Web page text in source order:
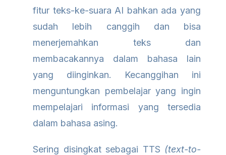
fitur teks-ke-suara AI bahkan ada yang
sudah lebih canggih dan bisa
menerjemahkan teks dan
membacakannya dalam bahasa lain
yang diinginkan. Kecanggihan ini
menguntungkan pembelajar yang ingin
mempelajari informasi yang tersedia
dalam bahasa asing.
Sering disingkat sebagai TTS (text-to-